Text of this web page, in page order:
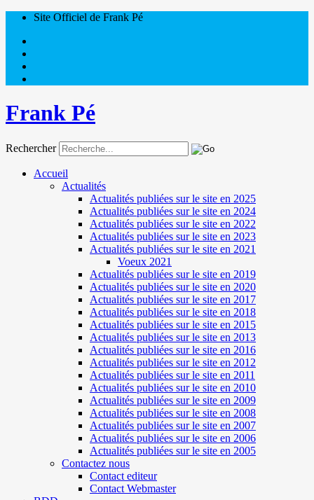
Site Officiel de Frank Pé
Frank Pé
Rechercher
Accueil
Actualités
Actualités publiées sur le site en 2025
Actualités publiées sur le site en 2024
Actualités publiées sur le site en 2022
Actualités publiées sur le site en 2023
Actualités publiées sur le site en 2021
Voeux 2021
Actualités publiées sur le site en 2019
Actualités publiées sur le site en 2020
Actualités publiées sur le site en 2017
Actualités publiées sur le site en 2018
Actualités publiées sur le site en 2015
Actualités publiées sur le site en 2013
Actualités publiées sur le site en 2016
Actualités publiées sur le site en 2012
Actualités publiées sur le site en 2011
Actualités publiées sur le site en 2010
Actualités publiées sur le site en 2009
Actualités publiées sur le site en 2008
Actualités publiées sur le site en 2007
Actualités publiées sur le site en 2006
Actualités publiées sur le site en 2005
Contactez nous
Contact editeur
Contact Webmaster